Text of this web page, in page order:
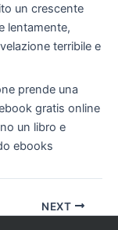
un crescente
lentamente,
terribile e
prende una
gratis online
un libro e
ebooks
NEXT